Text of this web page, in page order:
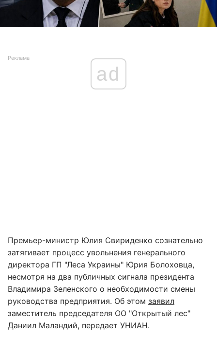
Реклама
ad
Премьер-министр Юлия Свириденко сознательно
затягивает процесс увольнения генерального
директора ГП "Леса Украины" Юрия Болоховца,
несмотря на два публичных сигнала президента
Владимира Зеленского о необходимости смены
руководства предприятия. Об этом заявил
заместитель председателя ОО "Открытый лес"
Даниил Маландий, передает УНИАН.